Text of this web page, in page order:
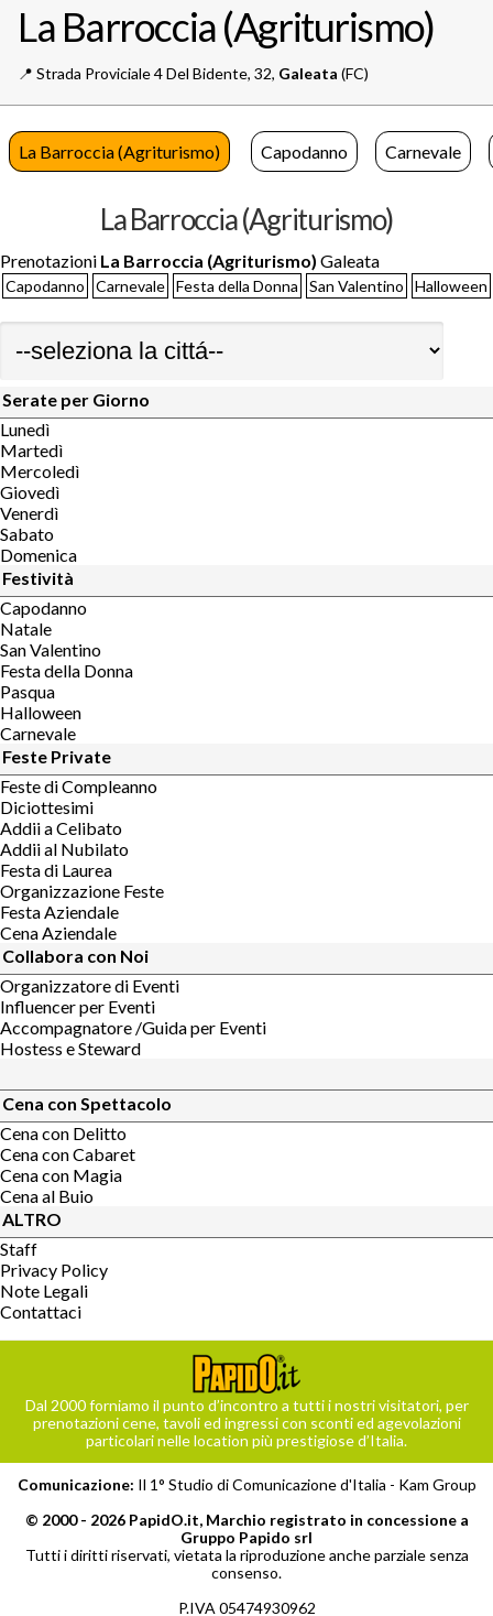
La Barroccia (Agriturismo)
📍️ Strada Proviciale 4 Del Bidente, 32, Galeata (FC)
La Barroccia (Agriturismo) Capodanno Carnevale
La Barroccia (Agriturismo)
Prenotazioni La Barroccia (Agriturismo) Galeata
Capodanno Carnevale Festa della Donna San Valentino Halloween
Serate per Giorno
Lunedì
Martedì
Mercoledì
Giovedì
Venerdì
Sabato
Domenica
Festività
Capodanno
Natale
San Valentino
Festa della Donna
Pasqua
Halloween
Carnevale
Feste Private
Feste di Compleanno
Diciottesimi
Addii a Celibato
Addii al Nubilato
Festa di Laurea
Organizzazione Feste
Festa Aziendale
Cena Aziendale
Collabora con Noi
Organizzatore di Eventi
Influencer per Eventi
Accompagnatore /Guida per Eventi
Hostess e Steward
Cena con Spettacolo
Cena con Delitto
Cena con Cabaret
Cena con Magia
Cena al Buio
ALTRO
Staff
Privacy Policy
Note Legali
Contattaci
Dal 2000 forniamo il punto d’incontro a tutti i nostri visitatori, per
prenotazioni cene, tavoli ed ingressi con sconti ed agevolazioni
particolari nelle location più prestigiose d’Italia.
Comunicazione: Il 1° Studio di Comunicazione d'Italia - Kam Group
© 2000 - 2026 PapidO.it, Marchio registrato in concessione a
Gruppo Papido srl
Tutti i diritti riservati, vietata la riproduzione anche parziale senza
consenso.
P.IVA 05474930962